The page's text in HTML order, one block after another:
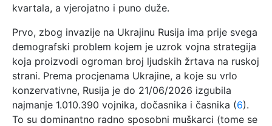
kvartala, a vjerojatno i puno duže.
Prvo, zbog invazije na Ukrajinu Rusija ima prije svega
demografski problem kojem je uzrok vojna strategija
koja proizvodi ogroman broj ljudskih žrtava na ruskoj
strani. Prema procjenama Ukrajine, a koje su vrlo
konzervativne, Rusija je do 21/06/2026 izgubila
najmanje 1.010.390 vojnika, dočasnika i časnika (6).
To su dominantno radno sposobni muškarci (tome se